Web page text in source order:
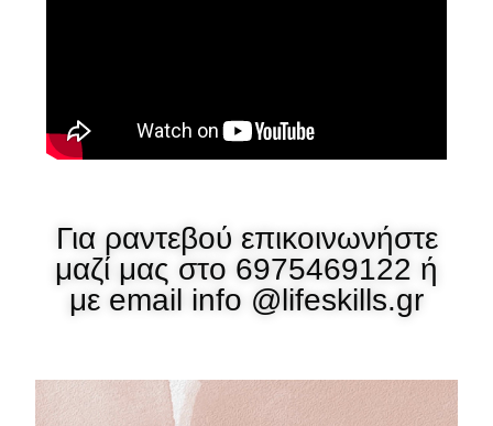
Για ραντεβού επικοινωνήστε
μαζί μας στο 6975469122 ή
με email info @lifeskills.gr